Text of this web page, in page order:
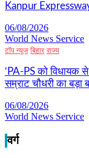
Kanpur
06/08/2026
World News Service
टॉप न्यूज बिहार राज्य
‘PA-PS को विधायक
सम्राट चौधरी का बड़ा
06/08/2026
World News Service
वर्ग